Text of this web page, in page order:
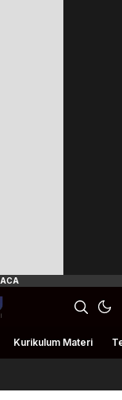
Kurikulum Materi